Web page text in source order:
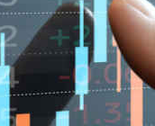
ログイン